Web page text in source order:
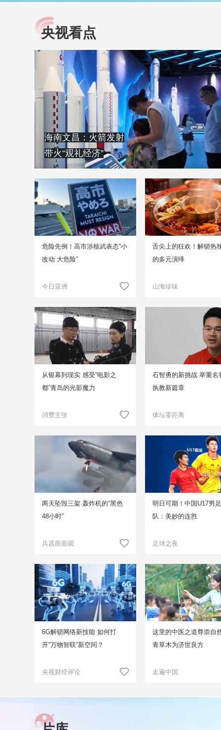
小央视频
央视网原创视频子品牌，
以更加贴近年轻人的视
角，有趣、有料、有故事
的方式解读时代。
提高全民健康素养水
助力“健康中国2030”
略。央视网《全民健
康》，向所有人分享
知识！
央视看点
海南文昌：火箭发射
带火“观礼经济”
危险先例！高市涉核武表态“小
改动 大危险”
今日亚洲
舌尖上的狂欢！解锁热
的多元演绎
山海珍味
从银幕到现实 感受“电影之
都”青岛的光影魔力
消费主张
石智勇的新挑战 举重名
执教新篇章
体坛零距离
两天坠毁三架 轰炸机的“黑色
48小时”
兵器面面观
明日可期！中国U17男
队：美妙的连胜
足球之夜
6G解锁网络新技能 如何打
开“万物智联”新空间？
央视财经评论
这里的中医之道尊崇自
青草木为济世良方
走遍中国